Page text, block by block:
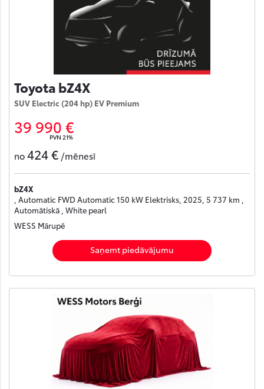
Toyota bZ4X
SUV Electric (204 hp) EV Premium
39 990 €
PVN 21%
no424 € /mēnesī
bZ4X
, Automatic FWD Automatic 150 kW Elektrisks, 2025, 5 737 km ,
Automātiskā , White pearl
WESS Mārupē
Saņemt piedāvājumu